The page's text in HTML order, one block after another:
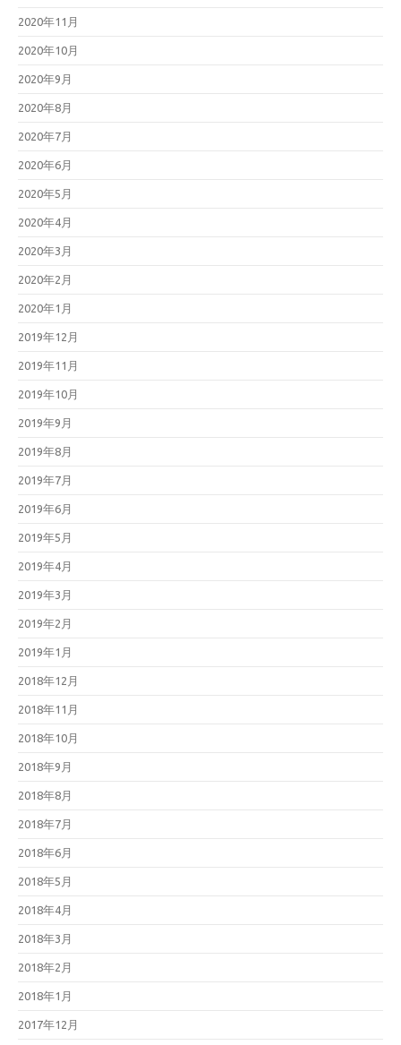
2020年11月
2020年10月
2020年9月
2020年8月
2020年7月
2020年6月
2020年5月
2020年4月
2020年3月
2020年2月
2020年1月
2019年12月
2019年11月
2019年10月
2019年9月
2019年8月
2019年7月
2019年6月
2019年5月
2019年4月
2019年3月
2019年2月
2019年1月
2018年12月
2018年11月
2018年10月
2018年9月
2018年8月
2018年7月
2018年6月
2018年5月
2018年4月
2018年3月
2018年2月
2018年1月
2017年12月